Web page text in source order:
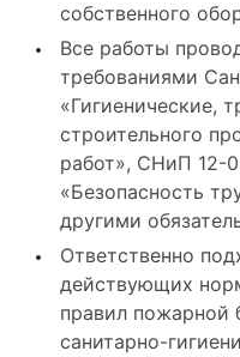
собственного
Все работы
требованиями
«Гигиенические,
строительного
работ», СНиП 12-
«Безопасность
другими
Ответственно
действующих
правил пожарной
санитарно-